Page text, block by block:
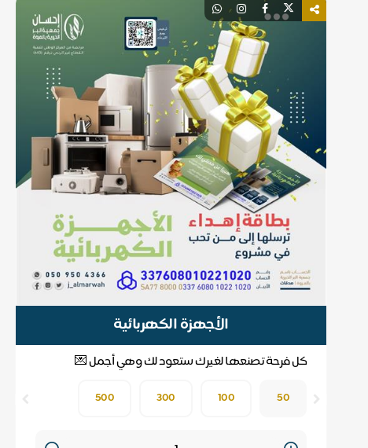
الأجهزة الكهربائية
كل فرحة تصنعها لغيرك ستعود لك وهي أجمل 💌
50
100
300
500